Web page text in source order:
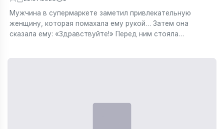
Мужчина в супермаркете заметил привлекательную
женщину, которая помахала ему рукой… Затем она
сказала ему: «Здравствуйте!» Перед ним стояла…